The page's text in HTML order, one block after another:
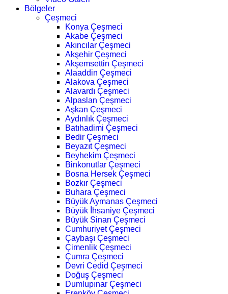
Bölgeler
Çeşmeci
Konya Çeşmeci
Akabe Çeşmeci
Akıncılar Çeşmeci
Akşehir Çeşmeci
Akşemsettin Çeşmeci
Alaaddin Çeşmeci
Alakova Çeşmeci
Alavardı Çeşmeci
Alpaslan Çeşmeci
Aşkan Çeşmeci
Aydınlık Çeşmeci
Batıhadimi Çeşmeci
Bedir Çeşmeci
Beyazıt Çeşmeci
Beyhekim Çeşmeci
Binkonutlar Çeşmeci
Bosna Hersek Çeşmeci
Bozkır Çeşmeci
Buhara Çeşmeci
Büyük Aymanas Çeşmeci
Büyük İhsaniye Çeşmeci
Büyük Sinan Çeşmeci
Cumhuriyet Çeşmeci
Çaybaşı Çeşmeci
Çimenlik Çeşmeci
Çumra Çeşmeci
Devri Cedid Çeşmeci
Doğuş Çeşmeci
Dumlupınar Çeşmeci